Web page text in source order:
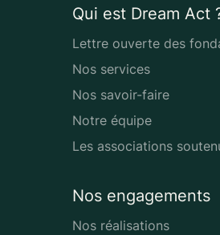
Qui est Dream Act
Lettre ouverte des
Nos services
Nos savoir-faire
Notre équipe
Les associations
Nos engagements
Nos réalisations